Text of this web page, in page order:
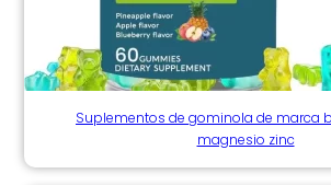
Suplementos de gominola de marca
magnesio zinc